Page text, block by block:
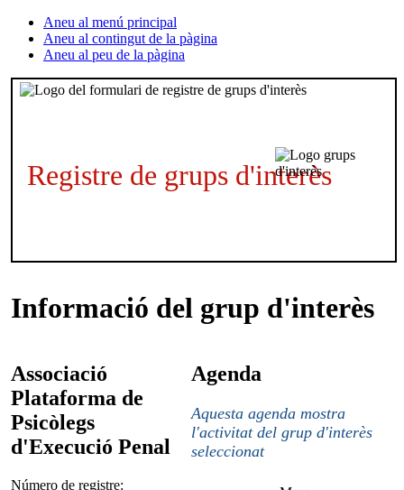
Aneu al menú principal
Aneu al contingut de la pàgina
Aneu al peu de la pàgina
Registre de grups d'interès
Informació del grup d'interès
Associació
Plataforma de
Psicòlegs
d'Execució Penal
Número de registre:
Agenda
Aquesta agenda mostra
l'activitat del grup d'interès
seleccionat